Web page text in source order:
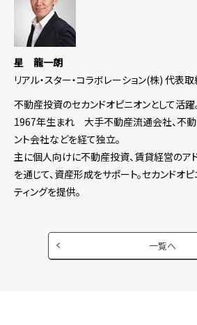
星 龍一朗
リアル・スター・コラボレーション(株) 代表
不動産投資のセカンドオピニオンとして活躍
1967年生まれ 大手不動産流通会社、不動
ント会社などを経て独立。
主に個人向けに不動産投資、賃貸経営のア
を通じて、資産形成をサポート。セカンドオ
ティングを提供。
一覧へ